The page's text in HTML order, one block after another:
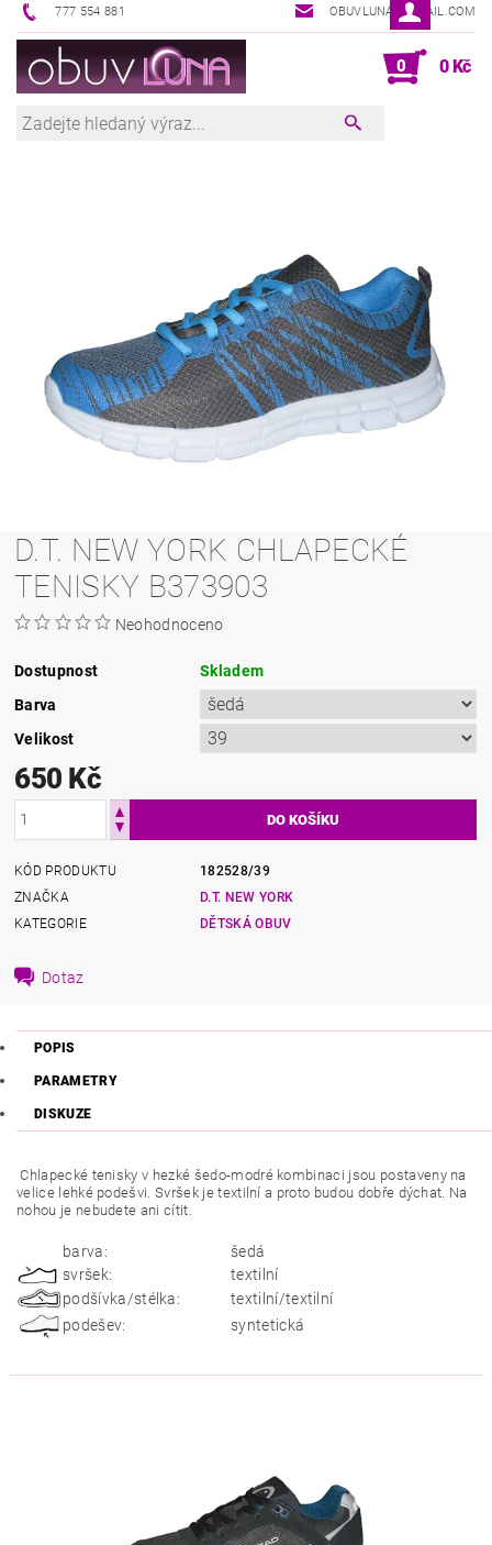
777 554 881 OBUVLUNA@GMAIL.COM
0 0 Kč
D.T. NEW YORK CHLAPECKÉ
TENISKY B373903
Neohodnoceno
Dostupnost
Skladem
Barva
Velikost
650 Kč
KÓD PRODUKTU
182528/39
ZNAČKA
D.T. NEW YORK
KATEGORIE
DĚTSKÁ OBUV
Dotaz
POPIS
PARAMETRY
DISKUZE
Chlapecké tenisky v hezké šedo-modré kombinaci jsou postaveny na
velice lehké podešvi. Svršek je textilní a proto budou dobře dýchat. Na
nohou je nebudete ani cítit.
barva:
šedá
svršek:
textilní
podšívka/stélka:
textilní/textilní
podešev:
syntetická